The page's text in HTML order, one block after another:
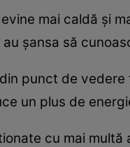
mai caldă și
șansa să
punct de
un plus de
cu mai